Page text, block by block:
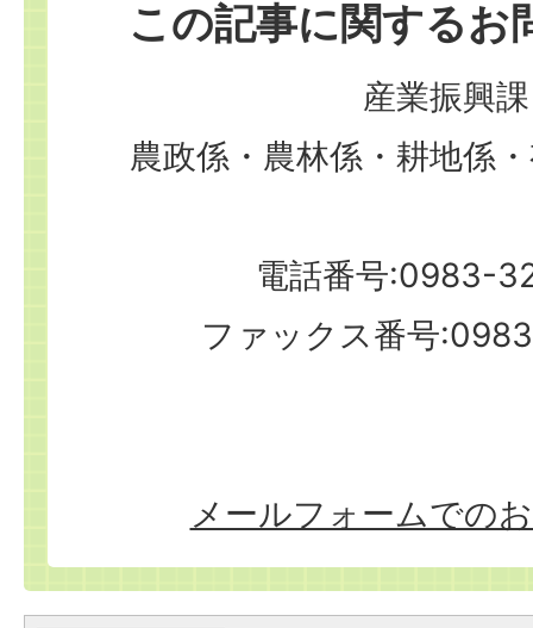
この記事に関するお
産業振興課
農政係・農林係・耕地係
電話番号:0983-
ファックス番号
メールフォームでの